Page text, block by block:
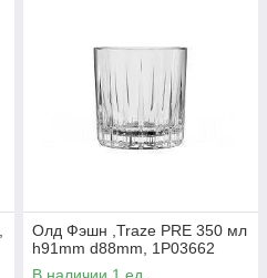
Олд Фэшн ,Traze PRE 350 мл
h91mm d88mm, 1P03662